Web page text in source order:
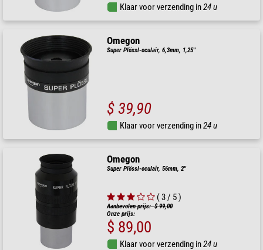
Klaar voor verzending in24 u
Omegon
Super Plössl-oculair, 6,3mm, 1,25''
$ 39,90
Klaar voor verzending in24 u
Omegon
Super Plössl-oculair, 56mm, 2''
( 3 / 5 )
Aanbevolen prijs: $ 99,00
Onze prijs:
$ 89,00
Klaar voor verzending in24 u